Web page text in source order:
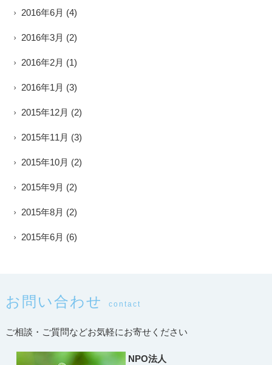
2016年6月 (4)
2016年3月 (2)
2016年2月 (1)
2016年1月 (3)
2015年12月 (2)
2015年11月 (3)
2015年10月 (2)
2015年9月 (2)
2015年8月 (2)
2015年6月 (6)
お問い合わせ contact
ご相談・ご質問などお気軽にお寄せください
NPO法人